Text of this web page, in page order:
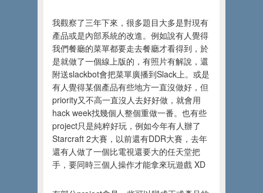
我觀察了三年下來，很多題目大多是對現有
產品或是內部系統的改進。例如說有人覺得
我們餐廳的菜單都要走去餐廳才看得到，於
是就做了一個線上版的，有照片有解說，還
附送slackbot會把菜單廣播到Slack上。或是
有人覺得某個產品有些地方一直沒做好，但
priority又不高一直沒人去好好做，就會用
hack week找幾個人整個重做一番。也有些
project只是純粹好玩，例如今年有人辦了
Starcraft 2大賽，以前還有DDR大賽，去年
還有人做了一個比電視還要大的任天堂把
手，要同時三個人操作才能拿來玩遊戲 XD